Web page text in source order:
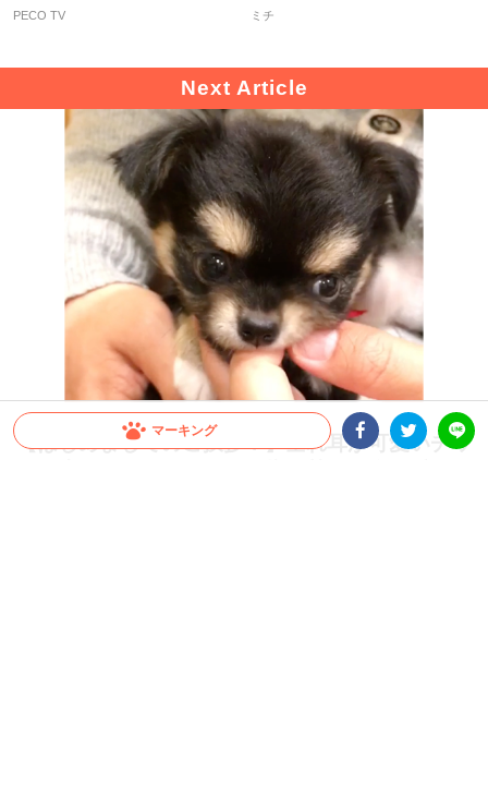
マーキング
見…！
PECO TV
♡
ミチ
【はじめましてのご挨拶？】垂れ耳が可愛いチワ